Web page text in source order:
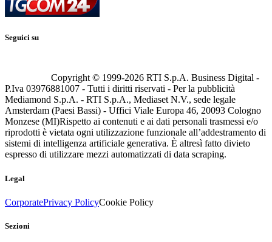
Seguici su
Copyright © 1999-2026 RTI S.p.A. Business Digital -
P.Iva 03976881007 - Tutti i diritti riservati - Per la pubblicità
Mediamond S.p.A. - RTI S.p.A., Mediaset N.V., sede legale
Amsterdam (Paesi Bassi) - Uffici Viale Europa 46, 20093 Cologno
Monzese (MI)Rispetto ai contenuti e ai dati personali trasmessi e/o
riprodotti è vietata ogni utilizzazione funzionale all’addestramento di
sistemi di intelligenza artificiale generativa. È altresì fatto divieto
espresso di utilizzare mezzi automatizzati di data scraping.
Legal
CorporatePrivacy PolicyCookie Policy
Sezioni